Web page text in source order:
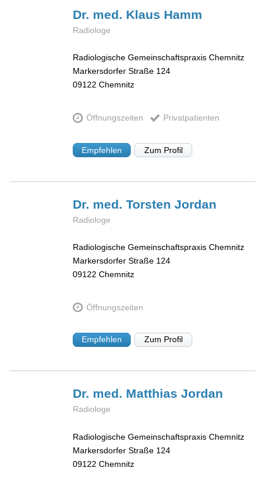
Dr. med. Klaus Hamm
Radiologe
Radiologische Gemeinschaftspraxis Chemnitz
Markersdorfer Straße 124
09122 Chemnitz
Öffnungszeiten Privatpatienten
Empfehlen Zum Profil
Dr. med. TorstenJordan
Radiologe
Radiologische Gemeinschaftspraxis Chemnitz
Markersdorfer Straße 124
09122 Chemnitz
Öffnungszeiten
Empfehlen Zum Profil
Dr. med. MatthiasJordan
Radiologe
Radiologische Gemeinschaftspraxis Chemnitz
Markersdorfer Straße 124
09122 Chemnitz